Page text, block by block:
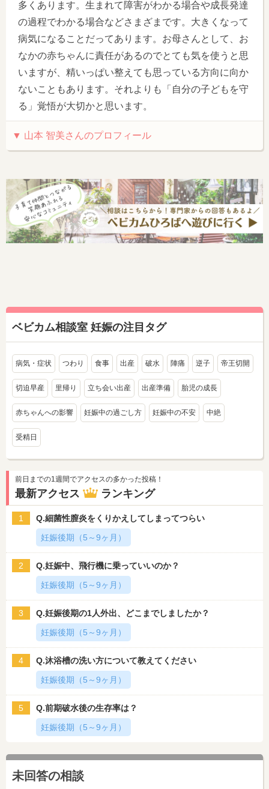
多くあります。生まれて障害がわかる場合や成長発達
の過程でわかる場合などさまざまです。大きくなって
病気になることだってあります。お母さんとして、お
なかの赤ちゃんに責任があるのでとても気を使うと思
いますが、精いっぱい整えても思っている方向に向か
ないこともあります。それよりも「自分の子どもを守
る」覚悟が大切かと思います。
▼ 山本 智美さんのプロフィール
ベビカム相談室 妊娠の注目タグ
病気・症状 つわり 食事 出産 破水 陣痛 逆子 帝王切開
切迫早産 里帰り 立ち会い出産 出産準備 胎児の成長
赤ちゃんへの影響 妊娠中の過ごし方 妊娠中の不安 中絶
受精日
前日までの1週間でアクセスの多かった投稿！
最新アクセス ランキング
1
Q.細菌性膣炎をくりかえしてしまってつらい
妊娠後期（5～9ヶ月）
2
Q.妊娠中、飛行機に乗っていいのか？
妊娠後期（5～9ヶ月）
3
Q.妊娠後期の1人外出、どこまでしましたか？
妊娠後期（5～9ヶ月）
4
Q.沐浴槽の洗い方について教えてください
妊娠後期（5～9ヶ月）
5
Q.前期破水後の生存率は？
妊娠後期（5～9ヶ月）
未回答の相談